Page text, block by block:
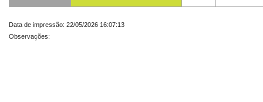
Data de impressão: 22/05/2026 16:07:13
Observações: